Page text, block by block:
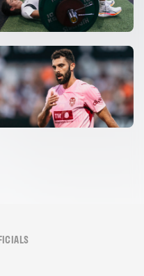
CF FEMENÍ (04/08/26)